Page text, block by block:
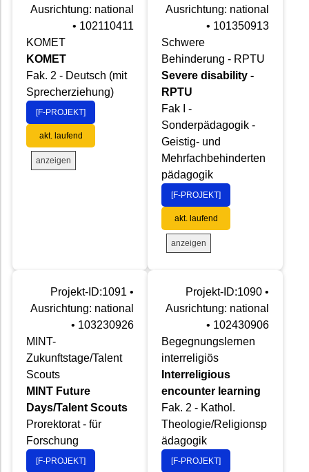
Ausrichtung: national
• 102110411
KOMET
KOMET
Fak. 2 - Deutsch (mit
Sprecherziehung)
[F-PROJEKT]
akt. laufend
anzeigen
Ausrichtung: national
• 101350913
Schwere
Behinderung - RPTU
Severe disability -
RPTU
Fak I -
Sonderpädagogik -
Geistig- und
Mehrfachbehinderten
pädagogik
[F-PROJEKT]
akt. laufend
anzeigen
Projekt-ID:1091 •
Ausrichtung: national
• 103230926
MINT-
Zukunftstage/Talent
Scouts
MINT Future
Days/Talent Scouts
Prorektorat - für
Forschung
[F-PROJEKT]
Projekt-ID:1090 •
Ausrichtung: national
• 102430906
Begegnungslernen
interreligiös
Interreligious
encounter learning
Fak. 2 - Kathol.
Theologie/Religionsp
ädagogik
[F-PROJEKT]